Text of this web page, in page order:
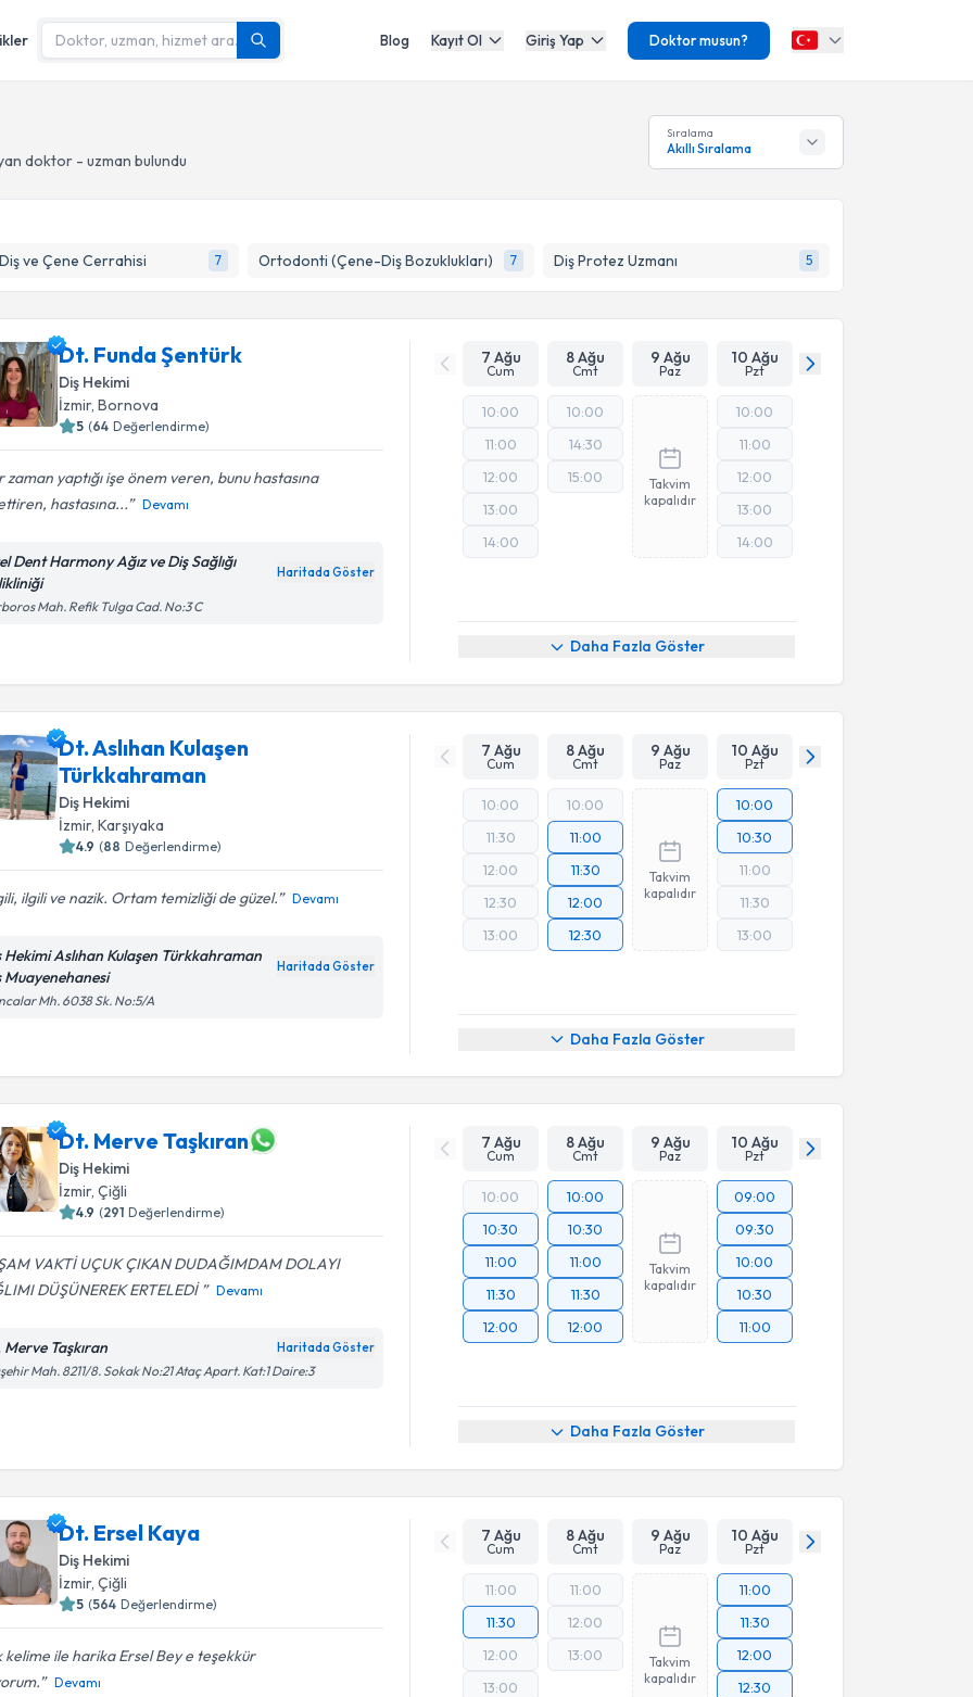
Blog Kayıt Ol Giriş Yap Doktor musun?
doktor - uzman bulundu
Sıralama
Akıllı Sıralama
Diş ve Çene Cerrahisi 7 Ortodonti (Çene-Diş Bozuklukları) 7 Diş Protez Uzmanı 5
Dt. Funda Şentürk
Diş Hekimi
İzmir, Bornova
5 (64 Değerlendirme)
zaman yaptığı işe önem veren, bunu hastasına
hastasına...
Devamı
Dent Harmony Ağız ve Diş Sağlığı
Haritada Göster
Mah. Refik Tulga Cad. No:3 C
7 Ağu
Cum
8 Ağu
Cmt
9 Ağu
Paz
10 Ağu
Pzt
10:00
11:00
12:00
13:00
14:00
10:00
14:30
15:00
Takvim
kapalıdır
10:00
11:00
12:00
13:00
14:00
Daha Fazla Göster
Dt. Aslıhan Kulaşen
Türkkahraman
Diş Hekimi
İzmir, Karşıyaka
4.9 (88 Değerlendirme)
ilgili ve nazik. Ortam temizliği de güzel. Devamı
Hekimi Aslıhan Kulaşen Türkkahraman
Muayenehanesi
Haritada Göster
Mh. 6038 Sk. No:5/A
7 Ağu
Cum
8 Ağu
Cmt
9 Ağu
Paz
10 Ağu
Pzt
10:00
11:30
12:00
12:30
13:00
10:00
11:00
11:30
12:00
12:30
Takvim
kapalıdır
10:00
10:30
11:00
11:30
13:00
Daha Fazla Göster
Dt. Merve Taşkıran
Diş Hekimi
İzmir, Çiğli
4.9 (291 Değerlendirme)
VAKTİ UÇUK ÇIKAN DUDAĞIMDAM DOLAYI
DÜŞÜNEREK ERTELEDİ
Devamı
Merve Taşkıran Haritada Göster
Mah. 8211/8. Sokak No:21 Ataç Apart. Kat:1 Daire:3
7 Ağu
Cum
8 Ağu
Cmt
9 Ağu
Paz
10 Ağu
Pzt
10:00
10:30
11:00
11:30
12:00
10:00
10:30
11:00
11:30
12:00
Takvim
kapalıdır
09:00
09:30
10:00
10:30
11:00
Daha Fazla Göster
Dt. Ersel Kaya
Diş Hekimi
İzmir, Çiğli
5 (564 Değerlendirme)
kelime ile harika Ersel Bey e teşekkür
Devamı
7 Ağu
Cum
8 Ağu
Cmt
9 Ağu
Paz
10 Ağu
Pzt
11:00
11:30
12:00
13:00
11:00
12:00
13:00
Takvim
kapalıdır
11:00
11:30
12:00
12:30